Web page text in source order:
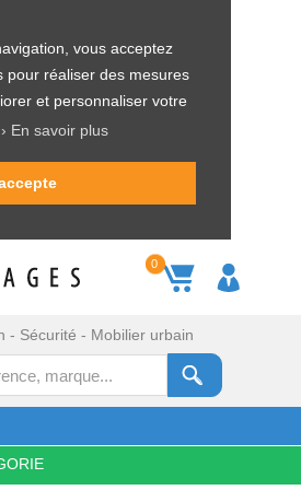
vous acceptez
pour réaliser des mesures
et personnaliser votre
› En savoir plus
0
- Sécurité - Mobilier urbain